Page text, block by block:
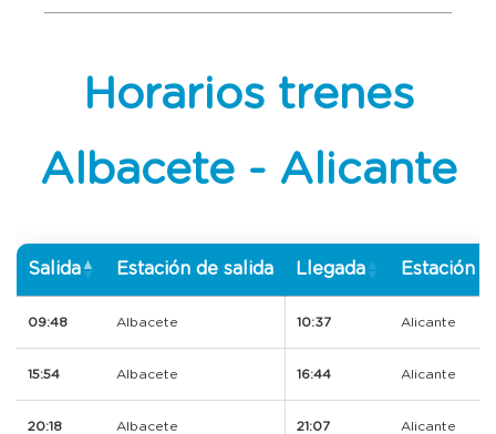
Horarios trenes
Albacete - Alicante
Salida Estación de salida Llegada Estación
09:48 Albacete 10:37 Alicante
15:54 Albacete 16:44 Alicante
20:18 Albacete 21:07 Alicante